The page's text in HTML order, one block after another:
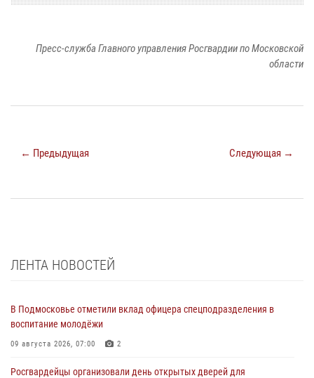
Пресс-служба Главного управления Росгвардии по Московской
области
← Предыдущая Следующая →
ЛЕНТА НОВОСТЕЙ
В Подмосковье отметили вклад офицера спецподразделения в
воспитание молодёжи
09 августа 2026, 07:00 2
Росгвардейцы организовали день открытых дверей для